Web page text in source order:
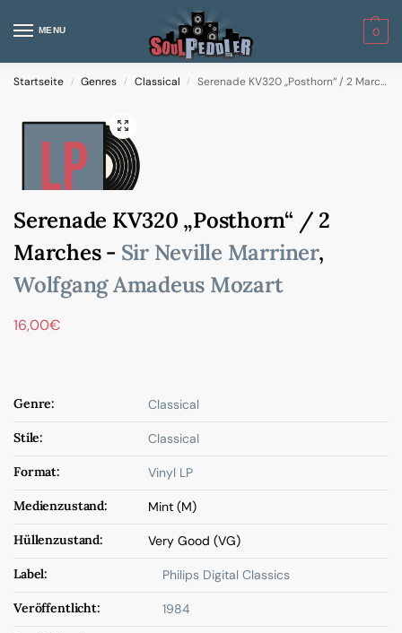
MENU 0
Startseite / Genres / Classical / Serenade KV320 „Posthorn“ / 2 Marches
Serenade KV320 „Posthorn“ / 2
Marches - Sir Neville Marriner,
Wolfgang Amadeus Mozart
16,00€
Genre: Classical
Stile: Classical
Format: Vinyl LP
Medienzustand: Mint (M)
Hüllenzustand: Very Good (VG)
Label: Philips Digital Classics
Veröffentlicht: 1984